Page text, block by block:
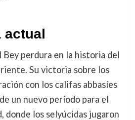
actual
Bey perdura en la historia del
Su victoria sobre los
con los califas abbasíes
un nuevo período para el
donde los selyúcidas jugaron